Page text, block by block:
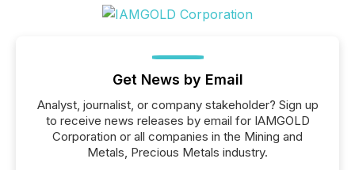
Get News by Email
Analyst, journalist, or company stakeholder? Sign up
to receive news releases by email for IAMGOLD
Corporation or all companies in the Mining and
Metals, Precious Metals industry.